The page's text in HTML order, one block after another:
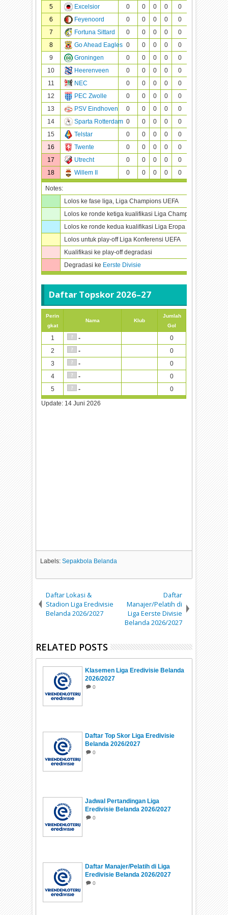
5
Excelsior 0 0 0 0 0 0
6
Feyenoord 0 0 0 0 0 0
7
Fortuna Sittard 0 0 0 0 0 0
8
Go Ahead Eagles 0 0 0 0 0 0
9
Groningen 0 0 0 0 0 0
10
Heerenveen 0 0 0 0 0 0
11
NEC 0 0 0 0 0 0
12
PEC Zwolle 0 0 0 0 0 0
13
PSV Eindhoven 0 0 0 0 0 0
14
Sparta Rotterdam 0 0 0 0 0 0
15
Telstar 0 0 0 0 0 0
16
Twente 0 0 0 0 0 0
17
Utrecht 0 0 0 0 0 0
18
Willem II 0 0 0 0 0 0
Notes:
Lolos ke fase liga, Liga Champions UEFA
Lolos ke ronde ketiga kualifikasi Liga Champions UEFA
Lolos ke ronde kedua kualifikasi Liga Eropa UEFA
Lolos untuk play-off Liga Konferensi UEFA
Kualifikasi ke play-off degradasi
Degradasi ke Eerste Divisie
Daftar Topskor 2026–27
Perin
gkat
Nama Klub
Jumlah
Gol
1 -
0
2
-
0
3
-
0
4
-
0
5
-
0
Update: 14 Juni 2026
Labels:Sepakbola Belanda
Daftar Lokasi &
Stadion Liga Eredivisie
Belanda 2026/2027
Daftar
Manajer/Pelatih di
Liga Eerste Divisie
Belanda 2026/2027
RELATED POSTS
Klasemen Liga Eredivisie Belanda
2026/2027
0
Daftar Top Skor Liga Eredivisie
Belanda 2026/2027
0
Jadwal Pertandingan Liga
Eredivisie Belanda 2026/2027
0
Daftar Manajer/Pelatih di Liga
Eredivisie Belanda 2026/2027
0